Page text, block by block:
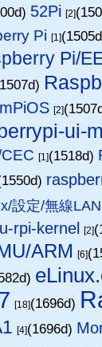
52Pi [2]
Pi [1]
Pi/
[2]
ui-
[1](1518d)
設定/無線LAN
rpi-kernel [2]
ARM [6]
[18](1696d)
[4](1696d)